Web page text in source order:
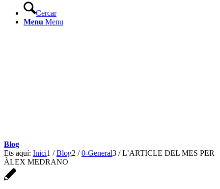
Cercar
Menu Menu
Blog
Ets aquí: Inici1 / Blog2 / 0-General3 / L’ARTICLE DEL MES PER
ÀLEX MEDRANO